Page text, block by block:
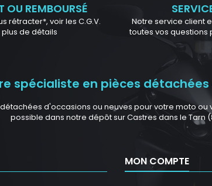
OU REMBOURSÉ
rétracter*, voir les C.G.V.
de détails
Notre service client
toutes vos
spécialiste en pièces détachées
d'occasions ou neuves pour votre moto
possible dans notre dépôt sur Castres dans le Tarn
MON COMPTE